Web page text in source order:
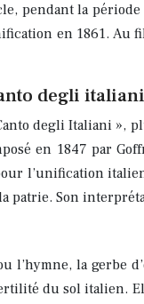
pendant la
en 1861.
degli
degli Italiani »,
en 1847 par
l’unification
patrie. Son
l’hymne, la gerbe
du sol italien.